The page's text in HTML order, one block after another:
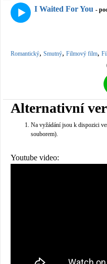
I Waited For You -
Romantický, Smutný, Filmový film,
Alternativní
Na vyžádání jsou k dispozici
souborem).
Youtube video: